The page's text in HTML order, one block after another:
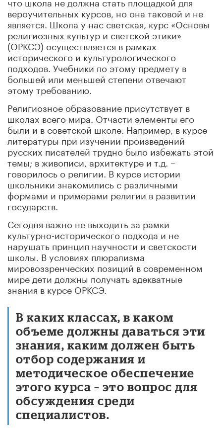
вероучительных курсов, но она таковой и не
является. Школа у нас светская, курс «Основы
религиозных культур и светской этики»
(ОРКСЭ) осуществляется в рамках
исторического и культурологического
подходов. Учебники по этому предмету в
большей или меньшей степени отвечают
этому требованию.
Религиозное образование присутствует в
школах всего мира. Отчасти элементы его
были и в советской школе. Например, в курсе
литературы при изучении произведений
русских писателей трудно было избежать этой
темы; в живописи, архитектуре и т.д. –
говорилось о религии. В курсе истории
школьники знакомились с различными
формами и примерами религии в развитии
государств.
Сегодня важно не выходить за рамки
культурно-исторического подхода и не
нарушать принцип научности и светскости
школы. В условиях плюрализма
мировоззренческих позиций в современном
мире дети должны получать адекватные
знания в курсе ОРКСЭ.
В каких классах, в каком
объеме должны даваться эти
знания, каким должен быть
отбор содержания и
методическое обеспечение
этого курса – это вопрос для
обсуждения среди
специалистов.